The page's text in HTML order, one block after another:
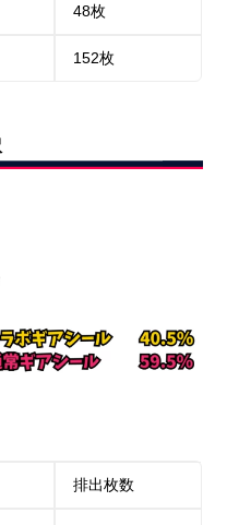
48枚
152枚
排出枚数